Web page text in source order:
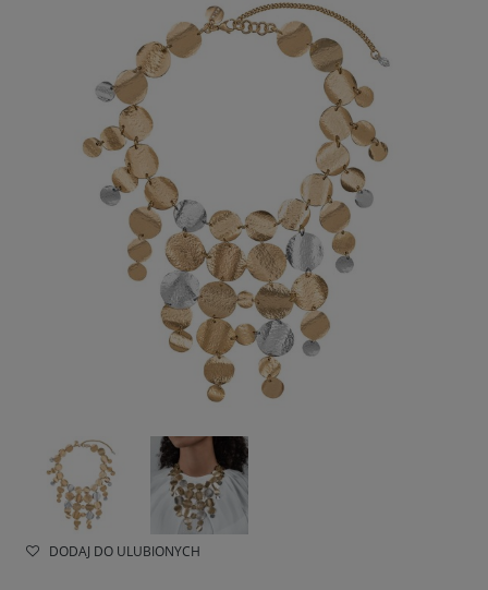
DODAJ DO ULUBIONYCH